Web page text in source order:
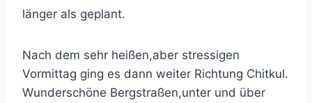
länger als geplant.
Nach dem sehr heißen,aber stressigen
Vormittag ging es dann weiter Richtung Chitkul.
Wunderschöne Bergstraßen,unter und über